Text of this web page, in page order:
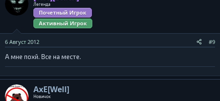
Легенда
Почетный Игрок
Активный Игрок
6 Август 2012 #9
А мне похй. Все на месте.
AxE[Well]
Новичок